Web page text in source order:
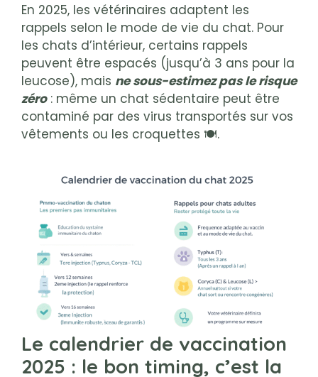
En 2025, les vétérinaires adaptent les
rappels selon le mode de vie du chat. Pour
les chats d’intérieur, certains rappels
peuvent être espacés (jusqu’à 3 ans pour la
leucose), mais ne sous-estimez pas le risque
zéro: même un chat sédentaire peut être
contaminé par des virus transportés sur vos
vêtements ou les croquettes 🍽️.
Le calendrier de vaccination
2025 : le bon timing, c’est la